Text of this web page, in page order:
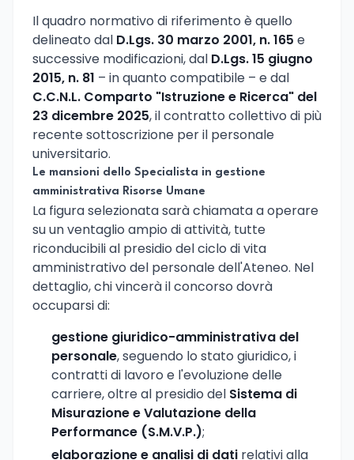
Il quadro normativo di riferimento è quello
delineato dal D.Lgs. 30 marzo 2001, n. 165 e
successive modificazioni, dal D.Lgs. 15 giugno
2015, n. 81 – in quanto compatibile – e dal
C.C.N.L. Comparto "Istruzione e Ricerca" del
23 dicembre 2025, il contratto collettivo di più
recente sottoscrizione per il personale
universitario.
Le mansioni dello Specialista in gestione
amministrativa Risorse Umane
La figura selezionata sarà chiamata a operare
su un ventaglio ampio di attività, tutte
riconducibili al presidio del ciclo di vita
amministrativo del personale dell'Ateneo. Nel
dettaglio, chi vincerà il concorso dovrà
occuparsi di:
gestione giuridico-amministrativa del
personale, seguendo lo stato giuridico, i
contratti di lavoro e l'evoluzione delle
carriere, oltre al presidio del Sistema di
Misurazione e Valutazione della
Performance (S.M.V.P.);
elaborazione e analisi di dati relativi alla